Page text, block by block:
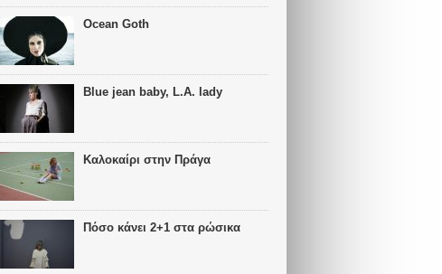
Ocean Goth
Blue jean baby, L.A. lady
Καλοκαίρι στην Πράγα
Πόσο κάνει 2+1 στα ρώσικα